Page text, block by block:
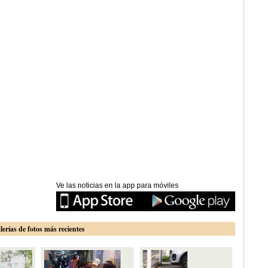
Ve las noticias en la app para móviles
de fotos más recientes